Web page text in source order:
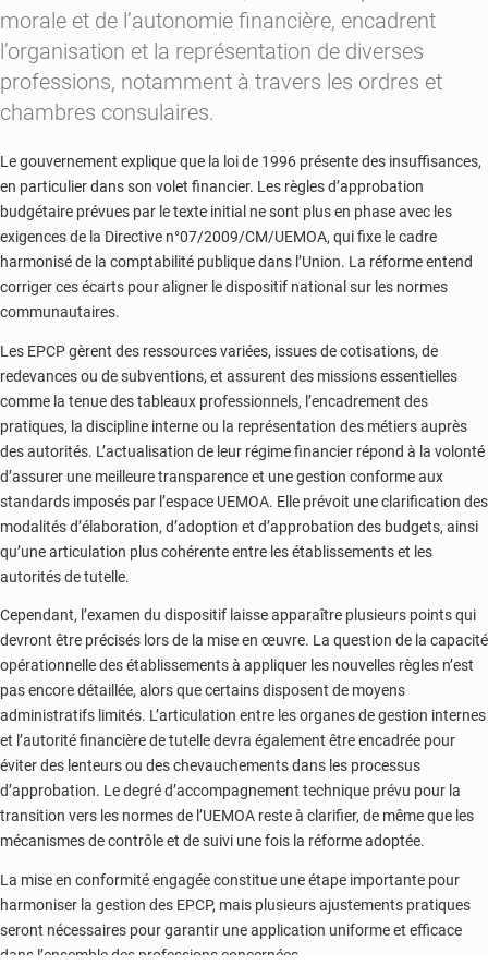
morale et de l’autonomie financière, encadrent
l’organisation et la représentation de diverses
professions, notamment à travers les ordres et
chambres consulaires.
Le gouvernement explique que la loi de 1996 présente des insuffisances,
en particulier dans son volet financier. Les règles d’approbation
budgétaire prévues par le texte initial ne sont plus en phase avec les
exigences de la Directive n°07/2009/CM/UEMOA, qui fixe le cadre
harmonisé de la comptabilité publique dans l’Union. La réforme entend
corriger ces écarts pour aligner le dispositif national sur les normes
communautaires.
Les EPCP gèrent des ressources variées, issues de cotisations, de
redevances ou de subventions, et assurent des missions essentielles
comme la tenue des tableaux professionnels, l’encadrement des
pratiques, la discipline interne ou la représentation des métiers auprès
des autorités. L’actualisation de leur régime financier répond à la volonté
d’assurer une meilleure transparence et une gestion conforme aux
standards imposés par l’espace UEMOA. Elle prévoit une clarification des
modalités d’élaboration, d’adoption et d’approbation des budgets, ainsi
qu’une articulation plus cohérente entre les établissements et les
autorités de tutelle.
Cependant, l’examen du dispositif laisse apparaître plusieurs points qui
devront être précisés lors de la mise en œuvre. La question de la capacité
opérationnelle des établissements à appliquer les nouvelles règles n’est
pas encore détaillée, alors que certains disposent de moyens
administratifs limités. L’articulation entre les organes de gestion internes
et l’autorité financière de tutelle devra également être encadrée pour
éviter des lenteurs ou des chevauchements dans les processus
d’approbation. Le degré d’accompagnement technique prévu pour la
transition vers les normes de l’UEMOA reste à clarifier, de même que les
mécanismes de contrôle et de suivi une fois la réforme adoptée.
La mise en conformité engagée constitue une étape importante pour
harmoniser la gestion des EPCP, mais plusieurs ajustements pratiques
seront nécessaires pour garantir une application uniforme et efficace
dans l’ensemble des professions concernées.